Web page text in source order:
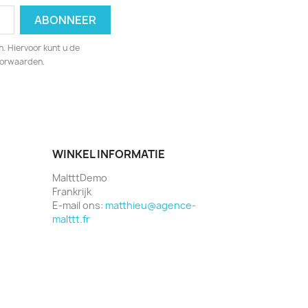
Hiervoor kunt u de
WINKEL INFORMATIE
MaltttDemo
Frankrijk
E-mail ons: matthieu@agence-
malttt.fr